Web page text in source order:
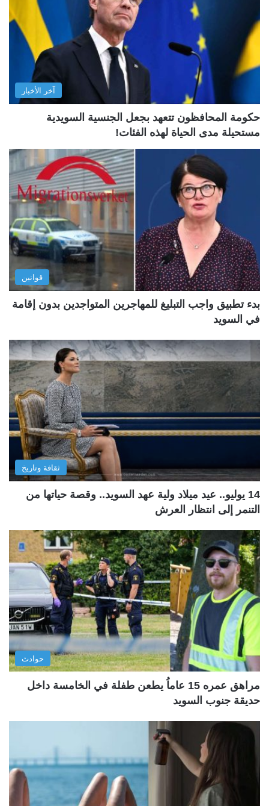
آخر الأخبار
حكومة المحافظون تتعهد بجعل الجنسية السويدية
مستحيلة مدى الحياة لهذه الفئات!
قوانين
بدء تطبيق واجب التبليغ للمهاجرين المتواجدين بدون إقامة
في السويد
ثقافة وتاريخ
14 يوليو.. عيد ميلاد ولية عهد السويد.. وقصة حياتها من
التنمر إلى انتظار العرش
حوادث
مراهق عمره 15 عاماُ يطعن طفلة في الخامسة داخل
حديقة جنوب السويد